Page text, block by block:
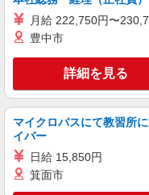
株式会社kotrio /●YK-H-
根岸駅
時
通費全
横浜
派遣社員
月給 222,750円〜
豊中市
詳細を見る
マイクロバスにて教習所
イバー
日給 15,850円
箕面市